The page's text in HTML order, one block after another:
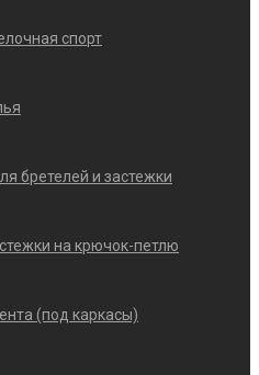
спорт
бретелей и застежки
на крючок-петлю
(под каркасы)